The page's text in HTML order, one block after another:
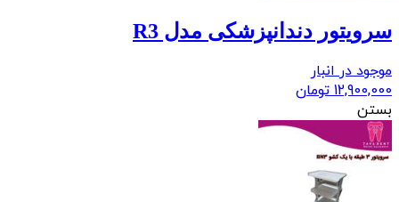
سرویتور دندانپزشکی مدل R3
موجود در انبار
12,900,000 تومان
بستن